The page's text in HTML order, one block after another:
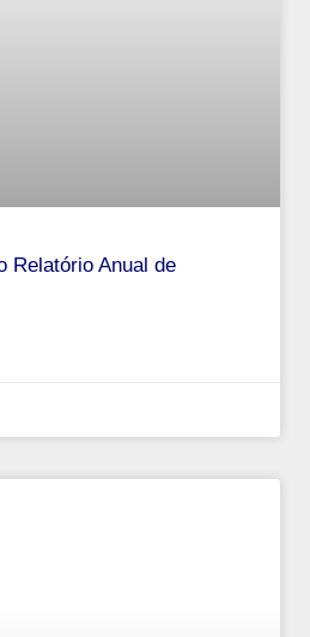
Relatório Anual de